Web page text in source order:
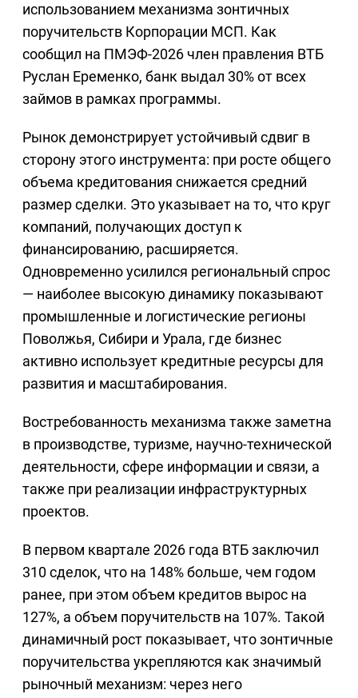
использованием механизма зонтичных
поручительств Корпорации МСП. Как
сообщил на ПМЭФ-2026 член правления ВТБ
Руслан Еременко, банк выдал 30% от всех
займов в рамках программы.
Рынок демонстрирует устойчивый сдвиг в
сторону этого инструмента: при росте общего
объема кредитования снижается средний
размер сделки. Это указывает на то, что круг
компаний, получающих доступ к
финансированию, расширяется.
Одновременно усилился региональный спрос
— наиболее высокую динамику показывают
промышленные и логистические регионы
Поволжья, Сибири и Урала, где бизнес
активно использует кредитные ресурсы для
развития и масштабирования.
Востребованность механизма также заметна
в производстве, туризме, научно‑технической
деятельности, сфере информации и связи, а
также при реализации инфраструктурных
проектов.
В первом квартале 2026 года ВТБ заключил
310 сделок, что на 148% больше, чем годом
ранее, при этом объем кредитов вырос на
127%, а объем поручительств на 107%. Такой
динамичный рост показывает, что зонтичные
поручительства укрепляются как значимый
рыночный механизм: через него